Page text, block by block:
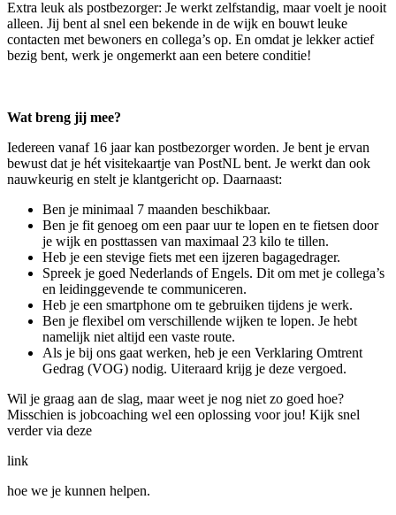
Extra leuk als postbezorger: Je werkt zelfstandig, maar voelt je nooit
alleen. Jij bent al snel een bekende in de wijk en bouwt leuke
contacten met bewoners en collega’s op. En omdat je lekker actief
bezig bent, werk je ongemerkt aan een betere conditie!
Wat breng jij mee?
Iedereen vanaf 16 jaar kan postbezorger worden. Je bent je ervan
bewust dat je hét visitekaartje van PostNL bent. Je werkt dan ook
nauwkeurig en stelt je klantgericht op. Daarnaast:
Ben je minimaal 7 maanden beschikbaar.
Ben je fit genoeg om een paar uur te lopen en te fietsen door
je wijk en posttassen van maximaal 23 kilo te tillen.
Heb je een stevige fiets met een ijzeren bagagedrager.
Spreek je goed Nederlands of Engels. Dit om met je collega’s
en leidinggevende te communiceren.
Heb je een smartphone om te gebruiken tijdens je werk.
Ben je flexibel om verschillende wijken te lopen. Je hebt
namelijk niet altijd een vaste route.
Als je bij ons gaat werken, heb je een Verklaring Omtrent
Gedrag (VOG) nodig. Uiteraard krijg je deze vergoed.
Wil je graag aan de slag, maar weet je nog niet zo goed hoe?
Misschien is jobcoaching wel een oplossing voor jou! Kijk snel
verder via deze
link
hoe we je kunnen helpen.